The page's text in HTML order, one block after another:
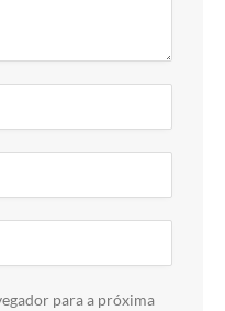
para a próxima